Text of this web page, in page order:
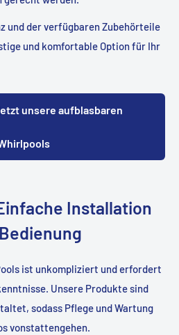
und der verfügbaren Zubehörteile
und komfortable Option für Ihr
unsere aufblasbaren
Installation
ist unkompliziert und erfordert
Unsere Produkte sind
sodass Pflege und Wartung
vonstattengehen.